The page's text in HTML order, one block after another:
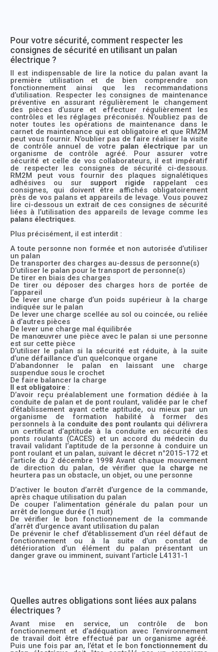
Pour votre sécurité, comment respecter les
consignes de sécurité en utilisant un palan
électrique ?
Il est indispensable de lire la notice du palan avant la
première utilisation et de bien comprendre son
fonctionnement ainsi que les recommandations
d’utilisation. Respecter les consignes de maintenance
préventive en assurant régulièrement le changement
des pièces d’usure et effectuer régulièrement les
contrôles et les réglages préconisés. N’oubliez pas de
noter toutes les opérations de maintenance dans le
carnet de maintenance qui est obligatoire et que RM2M
peut vous fournir. N’oublier pas de faire réaliser la visite
de contrôle annuel de votre palan électrique par un
organisme de contrôle agréé. Pour assurer votre
sécurité et celle de vos collaborateurs, il est impératif
de respecter les consignes de sécurité ci-dessous.
RM2M peut vous fournir des plaques signalétiques
adhésives ou sur support rigide rappelant ces
consignes, qui doivent être affichés obligatoirement
près de vos palans et appareils de levage. Vous pouvez
lire ci-dessous un extrait de ces consignes de sécurité
liées à l’utilisation des appareils de levage comme les
palans électriques.
Plus précisément, il est interdit :
A toute personne non formée et non autorisée d’utiliser
un palan
De transporter des charges au-dessus de personne(s)
D’utiliser le palan pour le transport de personne(s)
De tirer en biais des charges
De tirer ou déposer des charges hors de portée de
l’appareil
De lever une charge d’un poids supérieur à la charge
indiquée sur le palan
De lever une charge scellée au sol ou coincée, ou reliée
à d’autres pièces
De lever une charge mal équilibrée
De manœuvrer une pièce avec le palan si une personne
est sur cette pièce
D’utiliser le palan si la sécurité est réduite, à la suite
d’une défaillance d’un quelconque organe
D’abandonner le palan en laissant une charge
suspendue sous le crochet
De faire balancer la charge
Il est obligatoire :
D’avoir reçu préalablement une formation dédiée à la
conduite de palan et de pont roulant, validée par le chef
d’établissement ayant cette aptitude, ou mieux par un
organisme de formation habilité à former des
personnels à la conduite des pont roulantsqui délivrera
un certificat d’aptitude à la conduite en sécurité des
ponts roulants (CACES) et un accord du médecin du
travail validant l’aptitude de la personne à conduire un
pont roulant et un palan, suivant le décret n°2015-172 et
l’article du 2 décembre 1998 Avant chaque mouvement
de direction du palan, de vérifier que la charge ne
heurtera pas un obstacle, un objet, ou une personne
D’activer le bouton d’arrêt d’urgence de la commande,
après chaque utilisation du palan
De couper l’alimentation générale du palan pour un
arrêt de longue durée (1 nuit)
De vérifier le bon fonctionnement de la commande
d’arrêt d’urgence avant utilisation du palan
De prévenir le chef d’établissement d’un réel défaut de
fonctionnement ou à la suite d’un constat de
détérioration d’un élément du palan présentant un
danger grave ou imminent, suivant l’article L4131-1
Quelles autres obligations sont liées aux palans
électriques ?
Avant mise en service, un contrôle de bon
fonctionnement et d’adéquation avec l’environnement
de travail doit être effectué par un organisme agréé.
Puis une fois par an, l’état et le bonfonctionnement du